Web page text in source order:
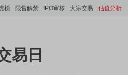
榜 限售解禁 IPO审核 大宗交易 估值分析
易日